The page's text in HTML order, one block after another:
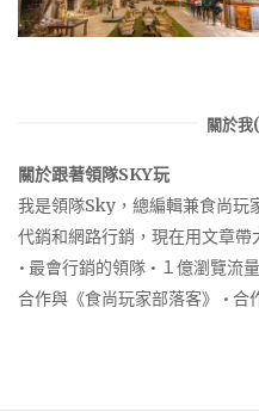
關於我
關於跟著領隊SKY玩
我是領隊Sky，總編輯兼食尚玩
代銷和網路行銷，現在用文章帶
• 最會行銷的領隊 • １億瀏覽流
合作與《食尚玩家部落客》 • 合